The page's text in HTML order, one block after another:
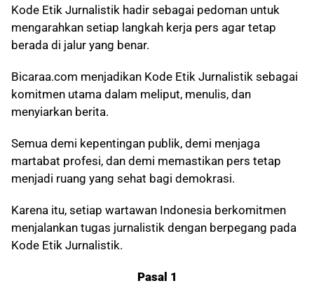
Kode Etik Jurnalistik hadir sebagai pedoman untuk
mengarahkan setiap langkah kerja pers agar tetap
berada di jalur yang benar.
Bicaraa.com menjadikan Kode Etik Jurnalistik sebagai
komitmen utama dalam meliput, menulis, dan
menyiarkan berita.
Semua demi kepentingan publik, demi menjaga
martabat profesi, dan demi memastikan pers tetap
menjadi ruang yang sehat bagi demokrasi.
Karena itu, setiap wartawan Indonesia berkomitmen
menjalankan tugas jurnalistik dengan berpegang pada
Kode Etik Jurnalistik.
Pasal 1